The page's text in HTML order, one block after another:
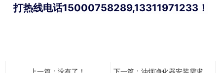
打热线电话15000758289,13311971233！
上一篇：没有了！ 下一篇： 油烟净化器安装需求类型分析，如何选择适合的油烟净化器安装类型